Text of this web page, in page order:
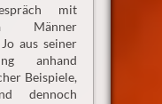
mit
Männer
aus seiner
anhand
Beispiele,
dennoch